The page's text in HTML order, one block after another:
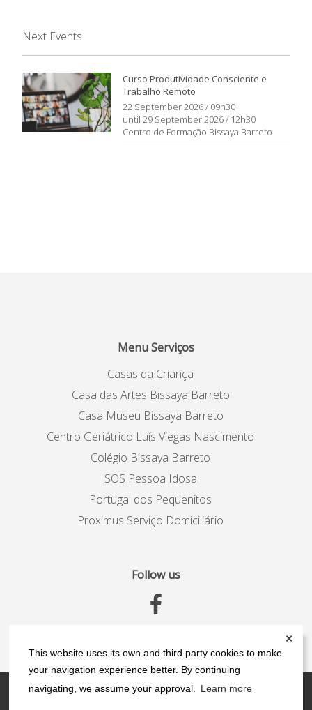
This website uses its own and third party cookies to make
your navigation experience better. By continuing
navigating, we assume your approval.
Learn more
✕
Next Events
Curso Produtividade Consciente e
Trabalho Remoto
22 September 2026 / 09h30
until 29 September 2026 / 12h30
Centro de Formação Bissaya Barreto
Menu Serviços
Casas da Criança
Casa das Artes Bissaya Barreto
Casa Museu Bissaya Barreto
Centro Geriátrico Luís Viegas Nascimento
Colégio Bissaya Barreto
SOS Pessoa Idosa
Portugal dos Pequenitos
Proximus Serviço Domiciliário
Follow us